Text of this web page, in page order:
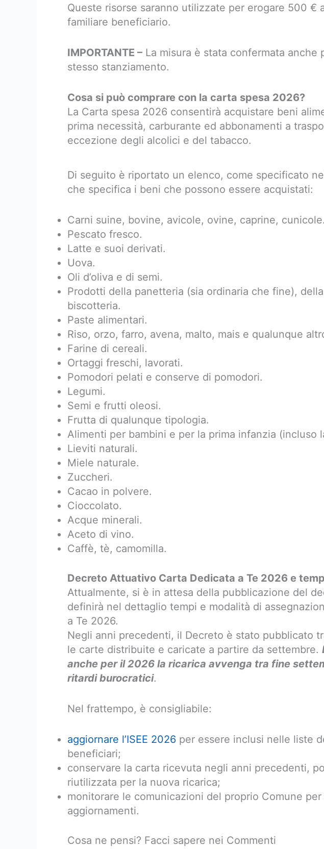
Queste risorse saranno utilizzate per erogare 500 €
familiare beneficiario.
IMPORTANTE – La misura è stata confermata anche
stesso stanziamento.
Cosa si può comprare con la carta spesa 2026?
La Carta spesa 2026 consentirà acquistare beni
prima necessità, carburante ed abbonamenti a
eccezione degli alcolici e del tabacco.
Di seguito è riportato un elenco, come specificato
che specifica i beni che possono essere acquistati:
Carni suine, bovine, avicole, ovine, caprine, cunicole.
Pescato fresco.
Latte e suoi derivati.
Uova.
Oli d’oliva e di semi.
Prodotti della panetteria (sia ordinaria che fine),
biscotteria.
Paste alimentari.
Riso, orzo, farro, avena, malto, mais e qualunque
Farine di cereali.
Ortaggi freschi, lavorati.
Pomodori pelati e conserve di pomodori.
Legumi.
Semi e frutti oleosi.
Frutta di qualunque tipologia.
Alimenti per bambini e per la prima infanzia (incluso
Lieviti naturali.
Miele naturale.
Zuccheri.
Cacao in polvere.
Cioccolato.
Acque minerali.
Aceto di vino.
Caffè, tè, camomilla.
Decreto Attuativo Carta Dedicata a Te 2026 e
Attualmente, si è in attesa della pubblicazione del
definirà nel dettaglio tempi e modalità di
a Te 2026.
Negli anni precedenti, il Decreto è stato pubblicato
le carte distribuite e caricate a partire da settembre.
anche per il 2026 la ricarica avvenga tra fine
ritardi burocratici.
Nel frattempo, è consigliabile:
aggiornare l’ISEE 2026 per essere inclusi nelle liste
beneficiari;
conservare la carta ricevuta negli anni precedenti,
riutilizzata per la nuova ricarica;
monitorare le comunicazioni del proprio Comune
aggiornamenti.
Cosa ne pensi? Facci sapere nei Commenti